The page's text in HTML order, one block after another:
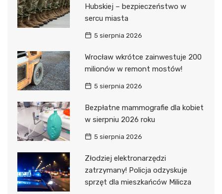
Hubskiej – bezpieczeństwo w
sercu miasta
5 sierpnia 2026
Wrocław wkrótce zainwestuje 200
milionów w remont mostów!
5 sierpnia 2026
Bezpłatne mammografie dla kobiet
w sierpniu 2026 roku
5 sierpnia 2026
Złodziej elektronarzędzi
zatrzymany! Policja odzyskuje
sprzęt dla mieszkańców Milicza